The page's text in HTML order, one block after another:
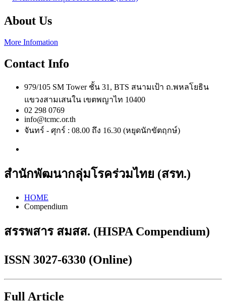
About Us
More Infomation
Contact Info
979/105 SM Tower ชั้น 31, BTS สนามเป้า ถ.พหลโยธิน
แขวงสามเสนใน เขตพญาไท 10400
02 298 0769
info@tcmc.or.th
จันทร์ - ศุกร์ : 08.00 ถึง 16.30 (หยุดนักขัตฤกษ์)
สำนักพัฒนากลุ่มโรคร่วมไทย (สรท.)
HOME
Compendium
สรรพสาร สมสส. (HISPA Compendium)
ISSN 3027-6330 (Online)
Full Article